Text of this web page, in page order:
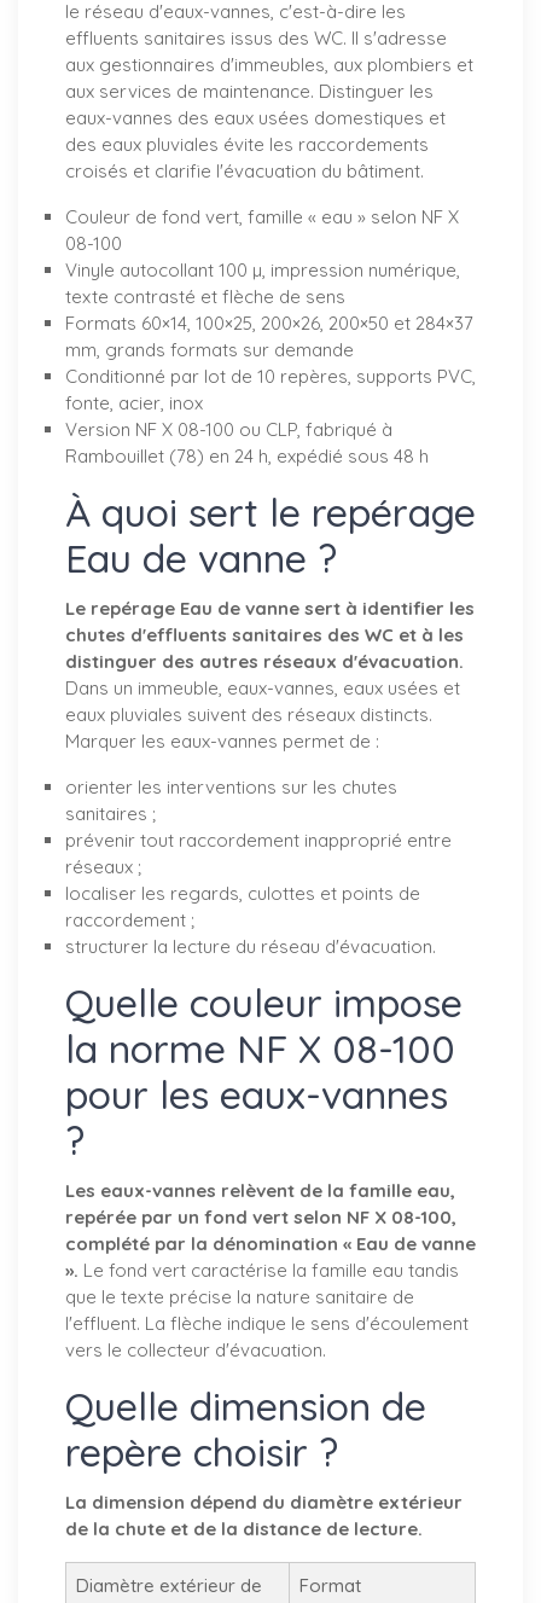
le réseau d'eaux-vannes, c'est-à-dire les
effluents sanitaires issus des WC. Il s'adresse
aux gestionnaires d'immeubles, aux plombiers et
aux services de maintenance. Distinguer les
eaux-vannes des eaux usées domestiques et
des eaux pluviales évite les raccordements
croisés et clarifie l'évacuation du bâtiment.
Couleur de fond vert, famille « eau » selon NF X
08-100
Vinyle autocollant 100 µ, impression numérique,
texte contrasté et flèche de sens
Formats 60×14, 100×25, 200×26, 200×50 et 284×37
mm, grands formats sur demande
Conditionné par lot de 10 repères, supports PVC,
fonte, acier, inox
Version NF X 08-100 ou CLP, fabriqué à
Rambouillet (78) en 24 h, expédié sous 48 h
À quoi sert le repérage
Eau de vanne ?
Le repérage Eau de vanne sert à identifier les
chutes d'effluents sanitaires des WC et à les
distinguer des autres réseaux d'évacuation.
Dans un immeuble, eaux-vannes, eaux usées et
eaux pluviales suivent des réseaux distincts.
Marquer les eaux-vannes permet de :
orienter les interventions sur les chutes
sanitaires ;
prévenir tout raccordement inapproprié entre
réseaux ;
localiser les regards, culottes et points de
raccordement ;
structurer la lecture du réseau d'évacuation.
Quelle couleur impose
la norme NF X 08-100
pour les eaux-vannes
?
Les eaux-vannes relèvent de la famille eau,
repérée par un fond vert selon NF X 08-100,
complété par la dénomination « Eau de vanne
». Le fond vert caractérise la famille eau tandis
que le texte précise la nature sanitaire de
l'effluent. La flèche indique le sens d'écoulement
vers le collecteur d'évacuation.
Quelle dimension de
repère choisir ?
La dimension dépend du diamètre extérieur
de la chute et de la distance de lecture.
Diamètre extérieur de
Format